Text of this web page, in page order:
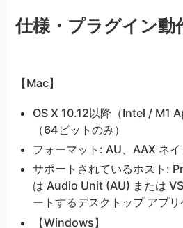
仕様・プラグイン動
【Mac】
OS X 10.12以降（Intel / M1
（64ビットのみ）
フォーマット: AU、AAX ネ
サポートされているホスト:
は Audio Unit (AU) または
ートするデスクトップ アプリ
【Windows】